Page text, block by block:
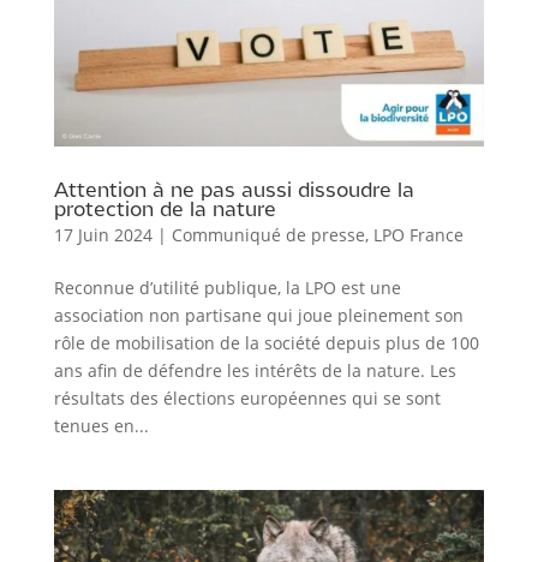
Attention à ne pas aussi dissoudre la
protection de la nature
17 Juin 2024| Communiqué de presse, LPO France
Reconnue d’utilité publique, la LPO est une
association non partisane qui joue pleinement son
rôle de mobilisation de la société depuis plus de 100
ans afin de défendre les intérêts de la nature. Les
résultats des élections européennes qui se sont
tenues en...